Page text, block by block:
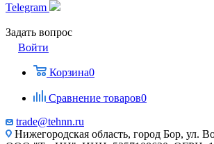
Telegram
Задать вопрос
Войти
Корзина0
Сравнение товаров0
trade@tehnn.ru
Нижегородская область, город Бор, ул.